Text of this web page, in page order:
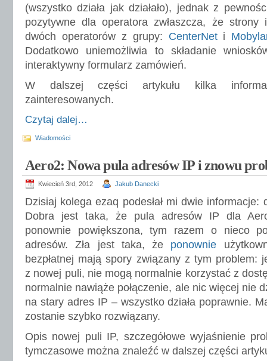
(wszystko działa jak działało), jednak z
pozytywne dla operatora zwłaszcza, że strony
dwóch operatorów z grupy: CenterNet i
Dodatkowo uniemożliwia to składanie
interaktywny formularz zamówień.
W dalszej części artykułu kilka
zainteresowanych.
Czytaj dalej…
Wiadomości
Aero2: Nowa pula adresów IP i znowu
Kwiecień 3rd, 2012 Jakub Danecki
Dzisiaj kolega ezaq podesłał mi dwie informacje:
Dobra jest taka, że pula adresów IP dla
ponownie powiększona, tym razem o nieco
adresów. Zła jest taka, że ponownie
bezpłatnej mają spory związany z tym problem:
z nowej puli, nie mogą normalnie korzystać z
normalnie nawiąże połączenie, ale nic więcej nie
na stary adres IP – wszystko działa poprawnie.
zostanie szybko rozwiązany.
Opis nowej puli IP, szczegółowe wyjaśnienie
tymczasowe można znaleźć w dalszej części